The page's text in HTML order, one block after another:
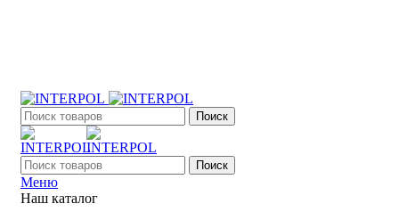
Поиск
Поиск
Меню
Наш каталог